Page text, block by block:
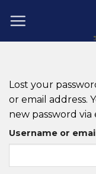
Lost your
or email address.
new password via
Username or